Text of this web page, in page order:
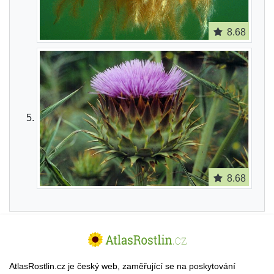
8.68
8.68
AtlasRostlin.cz je český web, zaměřující se na poskytování